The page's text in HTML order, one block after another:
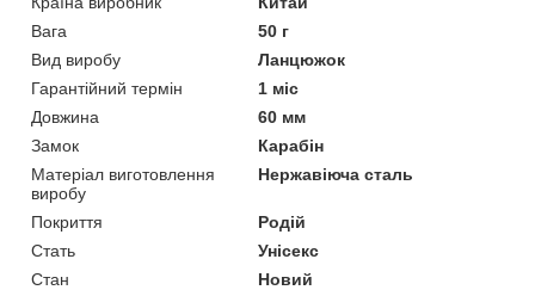
Вага
50 г
Вид виробу
Ланцюжок
Гарантійний термін
1 міс
Довжина
60 мм
Замок
Карабін
Матеріал виготовлення
виробу
Нержавіюча сталь
Покриття
Родій
Стать
Унісекс
Стан
Новий